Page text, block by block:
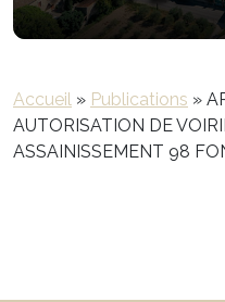
Accueil » Publications »
AUTORISATION DE
ASSAINISSEMENT 98